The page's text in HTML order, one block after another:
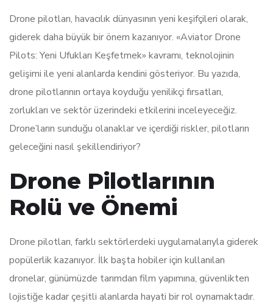
Drone pilotları, havacılık dünyasının yeni keşifçileri olarak,
giderek daha büyük bir önem kazanıyor. «Aviator Drone
Pilots: Yeni Ufukları Keşfetmek» kavramı, teknolojinin
gelişimi ile yeni alanlarda kendini gösteriyor. Bu yazıda,
drone pilotlarının ortaya koyduğu yenilikçi fırsatları,
zorlukları ve sektör üzerindeki etkilerini inceleyeceğiz.
Drone’ların sunduğu olanaklar ve içerdiği riskler, pilotların
geleceğini nasıl şekillendiriyor?
Drone Pilotlarının
Rolü ve Önemi
Drone pilotları, farklı sektörlerdeki uygulamalarıyla giderek
popülerlik kazanıyor. İlk başta hobiler için kullanılan
dronelar, günümüzde tarımdan film yapımına, güvenlikten
lojistiğe kadar çeşitli alanlarda hayati bir rol oynamaktadır.